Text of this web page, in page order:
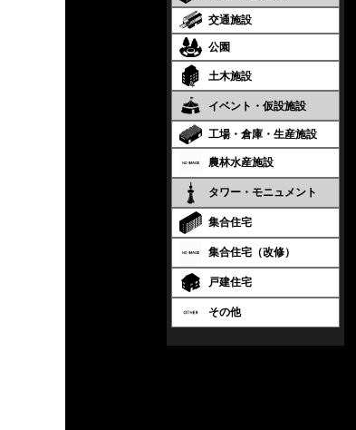
交通施設
公園
土木施設
イベント・仮設施設
工場・倉庫・生産施設
農林水産施設
タワー・モニュメント
集合住宅
集合住宅（改修）
戸建住宅
その他